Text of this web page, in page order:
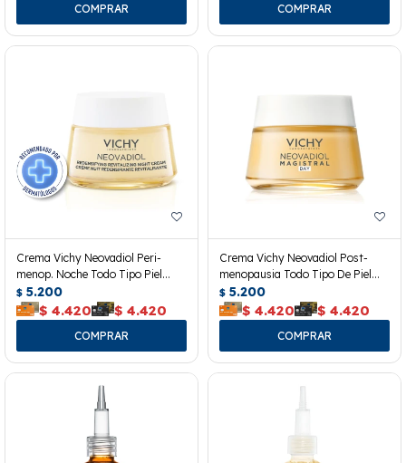
Crema Vichy Neovadiol Peri-
menop. Noche Todo Tipo Piel
50ml
$ 5.200
$ 4.420 $ 4.420
Crema Vichy Neovadiol Post-
menopausia Todo Tipo De Piel
50ml
$ 5.200
$ 4.420 $ 4.420